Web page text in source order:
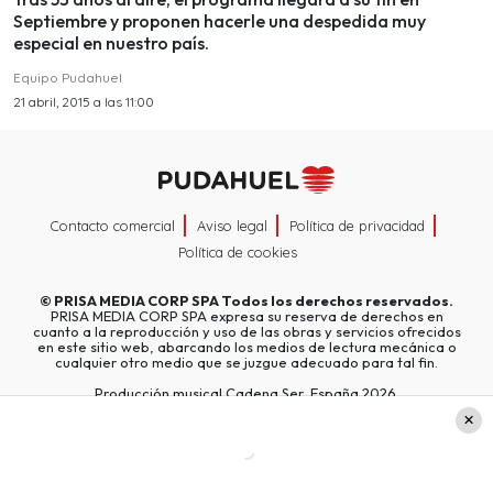
Septiembre y proponen hacerle una despedida muy
especial en nuestro país.
Equipo Pudahuel
21 abril, 2015 a las 11:00
Contacto comercial Aviso legal
Política de privacidad
Política de cookies
© PRISA MEDIA CORP SPATodos los derechos reservados.
PRISA MEDIA CORP SPA expresa su reserva de derechos en
cuanto a la reproducción y uso de las obras y servicios ofrecidos
en este sitio web, abarcando los medios de lectura mecánica o
cualquier otro medio que se juzgue adecuado para tal fin.
Producción musical Cadena Ser, España 2026.